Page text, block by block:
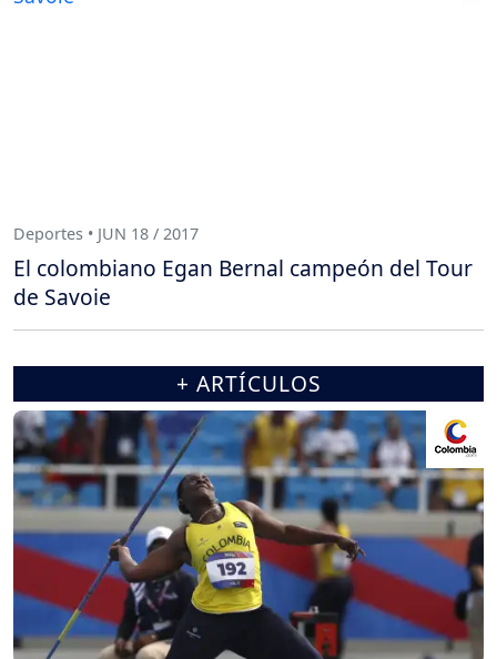
Deportes • JUN 18 / 2017
El colombiano Egan Bernal campeón del Tour
de Savoie
+ ARTÍCULOS